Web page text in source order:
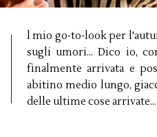
l mio go-to-look per
sugli umori... Dico io,
finalmente arrivata e
abitino medio lungo,
delle ultime cose arrivate...